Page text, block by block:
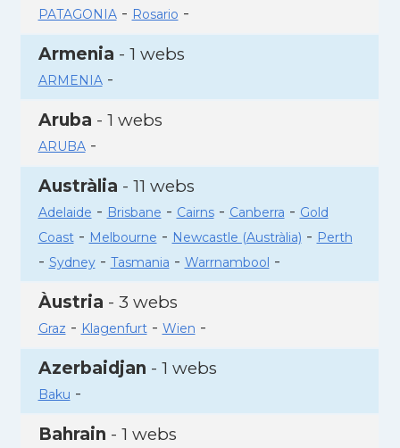
PATAGONIA- Rosario -
Armenia - 1 webs
ARMENIA-
Aruba - 1 webs
ARUBA-
Austràlia - 11 webs
Adelaide - Brisbane - Cairns- Canberra - Gold
Coast- Melbourne - Newcastle (Austràlia) - Perth
- Sydney- Tasmania - Warrnambool -
Àustria - 3 webs
Graz - Klagenfurt- Wien -
Azerbaidjan - 1 webs
Baku -
Bahrain - 1 webs